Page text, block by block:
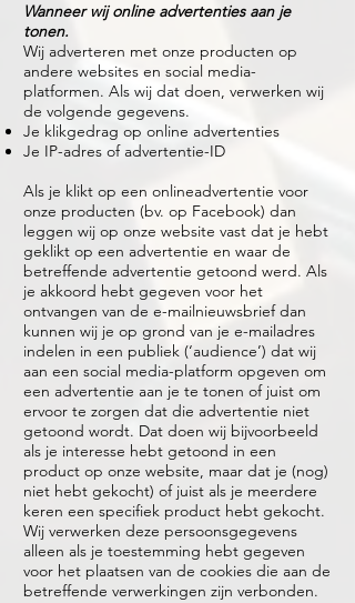
Wanneer wij online advertenties aan je
tonen.
Wij adverteren met onze producten op
andere websites en social media-
platformen. Als wij dat doen, verwerken wij
de volgende gegevens.
Je klikgedrag op online advertenties
Je IP-adres of advertentie-ID
Als je klikt op een onlineadvertentie voor
onze producten (bv. op Facebook) dan
leggen wij op onze website vast dat je hebt
geklikt op een advertentie en waar de
betreffende advertentie getoond werd. Als
je akkoord hebt gegeven voor het
ontvangen van de e-mailnieuwsbrief dan
kunnen wij je op grond van je e-mailadres
indelen in een publiek (‘audience’) dat wij
aan een social media-platform opgeven om
een advertentie aan je te tonen of juist om
ervoor te zorgen dat die advertentie niet
getoond wordt. Dat doen wij bijvoorbeeld
als je interesse hebt getoond in een
product op onze website, maar dat je (nog)
niet hebt gekocht) of juist als je meerdere
keren een specifiek product hebt gekocht.
Wij verwerken deze persoonsgegevens
alleen als je toestemming hebt gegeven
voor het plaatsen van de cookies die aan de
betreffende verwerkingen zijn verbonden.